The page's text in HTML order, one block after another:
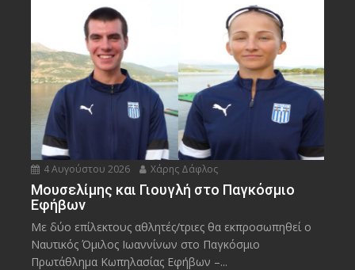
4 Αυγούστου 2026 Χάρης Δάφλος
Μουσελίμης και Γιουγλή στο Παγκόσμιο
Εφήβων
Mε δύο επίλεκτους αθλητές/τριες θα εκπροσωπηθεί ο
Ναυτικός Όμιλος Ιωαννίνων στο Παγκόσμιο
Πρωτάθλημα Κωπηλασίας Εφήβων –...